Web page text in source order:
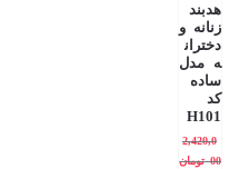
هدبند
زنانه و
دختران
ه مدل
ساده
کد
H101
2,420,0
00 تومان